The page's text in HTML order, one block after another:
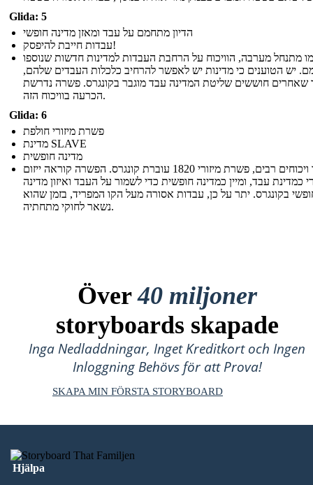
Glida: 5
הדיון מתחמם על עבד ומאזן מדינה חופשי
עבדות חייבת להיפסק!
מתנחל מערבה, הוויכוח על הרחבת העבדות למדינות חדשות שנוספו
יש הטוענים כי מדינות יש לאפשר להרחיב כלכלות העבדים שלהם,
שאחרים חוששים שליטת המדינה עבד מוגבר בקונגרס. פשרה נדרשת
הכרעה בוויכוח הזה.
Glida: 6
פשרת מיזורי חולפת
מדינת SLAVE
מדינה חופשית
לאחר ויכוחים רבים, פשרת מיזורי 1820 עוברת קונגרס. הפשרה קוראה ייזום
כמדינת עבד, ומיין כמדינה חופשית כדי לשמור על העבד ואיזון מדינה
בקונגרס. יתר על כן, עבדות אסורה מעל הקו המפריד, בזמן שהוא
נשאר לחוקי מתחתיה.
Över40 miljoner
storyboards skapade
Inga Nedladdningar, Inget Kreditkort och Ingen
Inloggning Behövs för att Prova!
SKAPA MIN FÖRSTA STORYBOARD
Hjälpa